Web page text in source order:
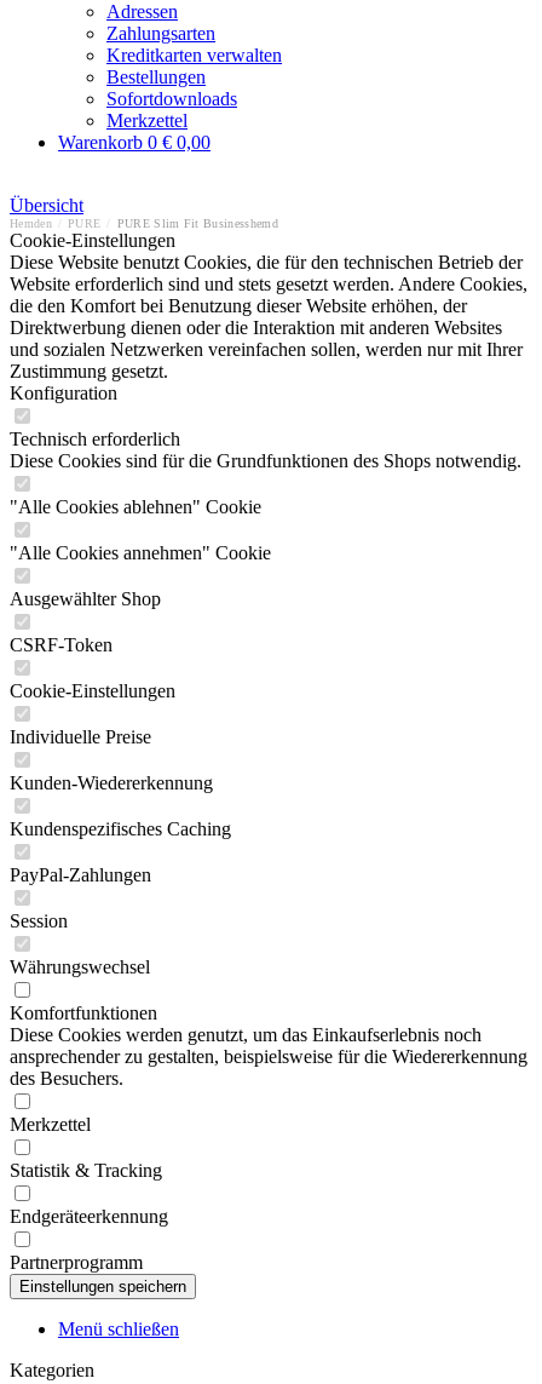
Adressen
Zahlungsarten
Kreditkarten verwalten
Bestellungen
Sofortdownloads
Merkzettel
Warenkorb 0 € 0,00
Übersicht
Hemden PURE PURE Slim Fit Businesshemd
Cookie-Einstellungen
Diese Website benutzt Cookies, die für den technischen Betrieb der
Website erforderlich sind und stets gesetzt werden. Andere Cookies,
die den Komfort bei Benutzung dieser Website erhöhen, der
Direktwerbung dienen oder die Interaktion mit anderen Websites
und sozialen Netzwerken vereinfachen sollen, werden nur mit Ihrer
Zustimmung gesetzt.
Konfiguration
Technisch erforderlich
Diese Cookies sind für die Grundfunktionen des Shops notwendig.
"Alle Cookies ablehnen" Cookie
"Alle Cookies annehmen" Cookie
Ausgewählter Shop
CSRF-Token
Cookie-Einstellungen
Individuelle Preise
Kunden-Wiedererkennung
Kundenspezifisches Caching
PayPal-Zahlungen
Session
Währungswechsel
Komfortfunktionen
Diese Cookies werden genutzt, um das Einkaufserlebnis noch
ansprechender zu gestalten, beispielsweise für die Wiedererkennung
des Besuchers.
Merkzettel
Statistik & Tracking
Endgeräteerkennung
Partnerprogramm
Menü schließen
Kategorien